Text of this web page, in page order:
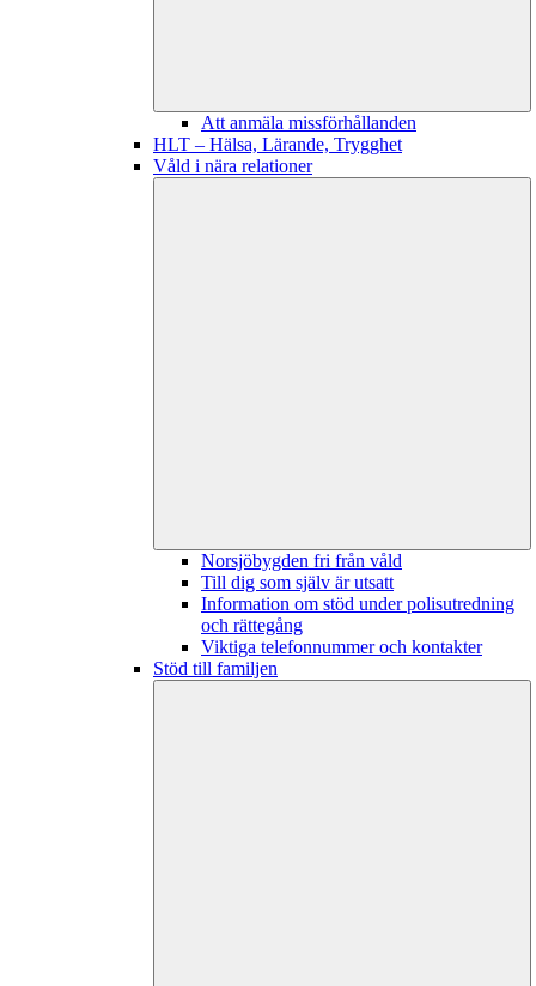
Att anmäla missförhållanden
HLT – Hälsa, Lärande, Trygghet
Våld i nära relationer
Norsjöbygden fri från våld
Till dig som själv är utsatt
Information om stöd under polisutredning
och rättegång
Viktiga telefonnummer och kontakter
Stöd till familjen